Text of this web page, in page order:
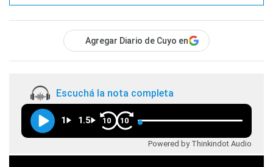
Agregar Diario de Cuyo en
Escuchá la nota completa
1 1.5 10 10
Powered by Thinkindot Audio